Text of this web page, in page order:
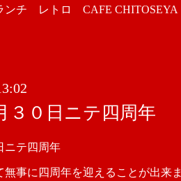
チ レトロ CAFE CHITOSEYA
０日ニテ四周年
テ四周年
事に四周年を迎えることが出来ま